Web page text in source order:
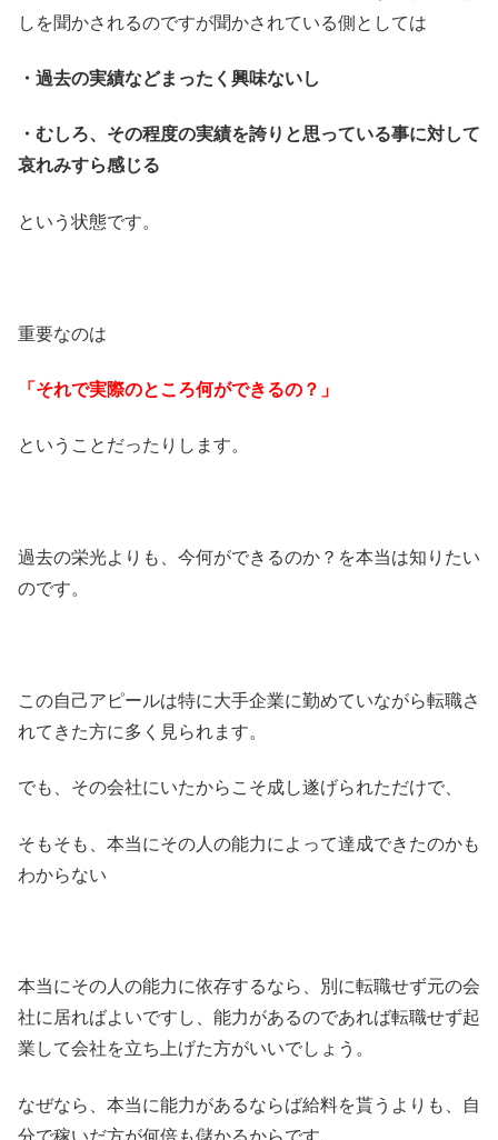
しを聞かされるのですが聞かされている側としては
・過去の実績などまったく興味ないし
・むしろ、その程度の実績を誇りと思っている事に対して
哀れみすら感じる
という状態です。
重要なのは
「それで実際のところ何ができるの？」
ということだったりします。
過去の栄光よりも、今何ができるのか？を本当は知りたい
のです。
この自己アピールは特に大手企業に勤めていながら転職さ
れてきた方に多く見られます。
でも、その会社にいたからこそ成し遂げられただけで、
そもそも、本当にその人の能力によって達成できたのかも
わからない
本当にその人の能力に依存するなら、別に転職せず元の会
社に居ればよいですし、能力があるのであれば転職せず起
業して会社を立ち上げた方がいいでしょう。
なぜなら、本当に能力があるならば給料を貰うよりも、自
分で稼いだ方が何倍も儲かるからです。